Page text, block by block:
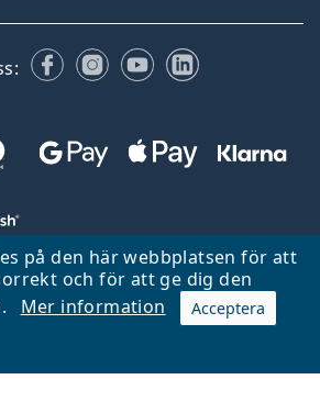
på den här webbplatsen för att
och för att ge dig den
Mer information
Acceptera
FacebookInstagram
YouTubeLinkedIn
till startsidan
Gå upp
drivs av Lentiamo s.r.o., Tjeckien